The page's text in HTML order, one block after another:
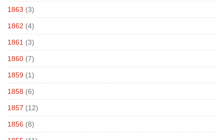
1863 (3)
1862 (4)
1861 (3)
1860 (7)
1859 (1)
1858 (6)
1857 (12)
1856 (8)